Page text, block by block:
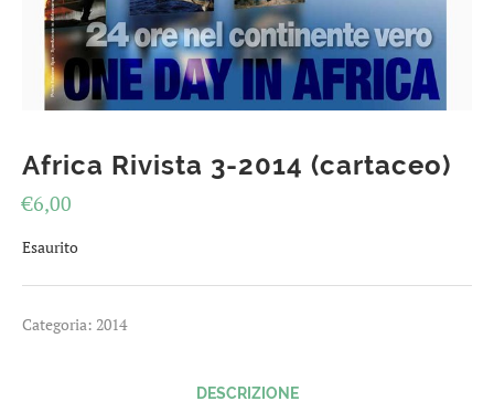
Africa Rivista 3-2014 (cartaceo)
€6,00
Esaurito
Categoria: 2014
DESCRIZIONE